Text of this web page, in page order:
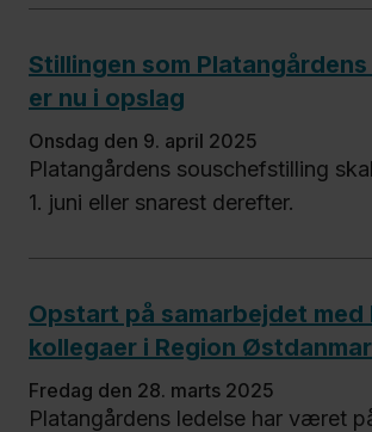
Stillingen som
er nu i opslag
onsdag den 9. april 2025
Platangårdens souschefstilling
1. juni eller snarest derefter.
Opstart på samarbejdet med
kollegaer i Region
fredag den 28. marts 2025
Platangårdens ledelse har været